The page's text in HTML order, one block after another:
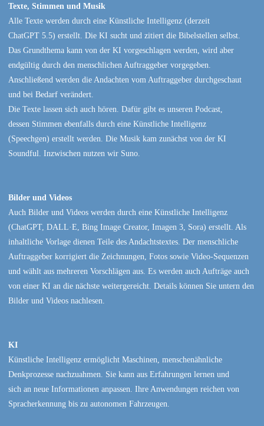
Texte, Stimmen und Musik
Alle Texte werden durch eine Künstliche Intelligenz (derzeit
ChatGPT 5.5) erstellt. Die KI sucht und zitiert die Bibelstellen selbst.
Das Grundthema kann von der KI vorgeschlagen werden, wird aber
endgültig durch den menschlichen Auftraggeber vorgegeben.
Anschließend werden die Andachten vom Auftraggeber durchgeschaut
und bei Bedarf verändert.
Die Texte lassen sich auch hören. Dafür gibt es unseren Podcast,
dessen Stimmen ebenfalls durch eine Künstliche Intelligenz
(Speechgen) erstellt werden. Die Musik kam zunächst von der KI
Soundful. Inzwischen nutzen wir Suno.
Bilder und Videos
Auch Bilder und Videos werden durch eine Künstliche Intelligenz
(ChatGPT, DALL·E, Bing Image Creator, Imagen 3, Sora) erstellt. Als
inhaltliche Vorlage dienen Teile des Andachtstextes. Der menschliche
Auftraggeber korrigiert die Zeichnungen, Fotos sowie Video-Sequenzen
und wählt aus mehreren Vorschlägen aus. Es werden auch Aufträge auch
von einer KI an die nächste weitergereicht. Details können Sie untern den
Bilder und Videos nachlesen.
KI
Künstliche Intelligenz ermöglicht Maschinen, menschenähnliche
Denkprozesse nachzuahmen. Sie kann aus Erfahrungen lernen und
sich an neue Informationen anpassen. Ihre Anwendungen reichen von
Spracherkennung bis zu autonomen Fahrzeugen.